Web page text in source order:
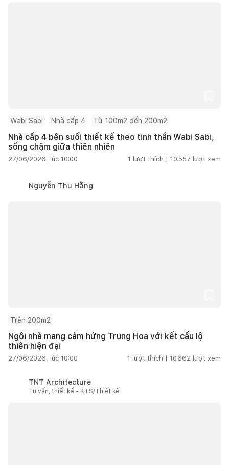
Wabi Sabi Nhà cấp 4 Từ 100m2 đến 200m2
Nhà cấp 4 bên suối thiết kế theo tinh thần Wabi Sabi,
sống chậm giữa thiên nhiên
27/06/2026, lúc 10:00 1 lượt thích | 10.557 lượt xem
Nguyễn Thu Hằng
Trên 200m2
Ngôi nhà mang cảm hứng Trung Hoa với kết cấu lộ
thiên hiện đại
27/06/2026, lúc 10:00 1 lượt thích | 10.662 lượt xem
TNT Architecture
Tư vấn, thiết kế - KTS/Thiết kế